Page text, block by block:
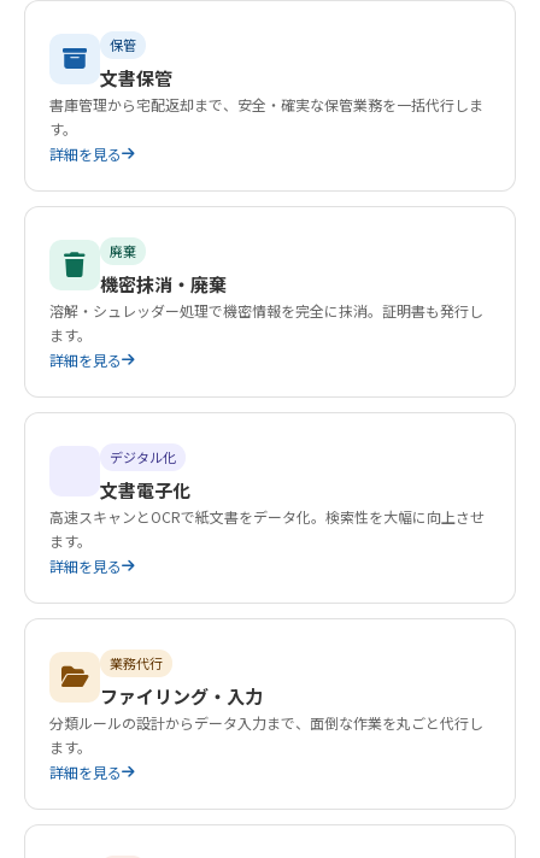
保管
文書保管
書庫管理から宅配返却まで、安全・確実な保管業務を一括代行しま
す。
詳細を見る
廃棄
機密抹消・廃棄
溶解・シュレッダー処理で機密情報を完全に抹消。証明書も発行し
ます。
詳細を見る
デジタル化
文書電子化
高速スキャンとOCRで紙文書をデータ化。検索性を大幅に向上させ
ます。
詳細を見る
業務代行
ファイリング・入力
分類ルールの設計からデータ入力まで、面倒な作業を丸ごと代行し
ます。
詳細を見る